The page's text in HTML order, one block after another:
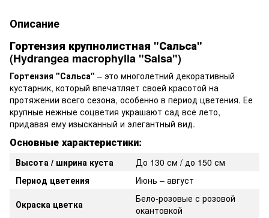
Описание
Гортензия крупнолистная "Сальса"
(Hydrangea macrophylla "Salsa")
Гортензия "Сальса" – это многолетний декоративный
кустарник, который впечатляет своей красотой на
протяжении всего сезона, особенно в период цветения. Ее
крупные нежные соцветия украшают сад всё лето,
придавая ему изысканный и элегантный вид.
Основные характеристики:
Высота / ширина куста
До 130 см / до 150 см
Период цветения
Июнь – август
Окраска цветка
Бело-розовые с розовой
окантовкой